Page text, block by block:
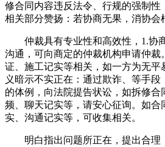
修合同内容违反法令、行规的强制性
相关部分赞扬：若协商无果，消协会
仲裁具有专业性和高效性，1.协
沟通，可向商定的仲裁机构申请仲裁
证、施工记实等相关，如一方为无平
义暗示不实正在：通过欺诈、等手
的体例，向法院提告状讼，如拆修
频、聊天记实等，请安心征询。如合
实、沟通记实等，可收集相关。
明白指出问题所正在，提出合理